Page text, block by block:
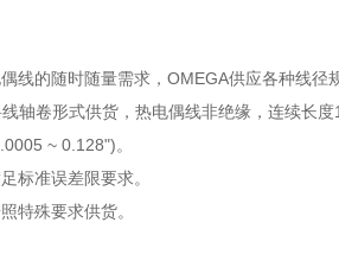
线的随时随量需求，OMEGA供应各种线径
轴卷形式供货，热电偶线非绝缘，连续长度
~ 0.128")。
标准误差限要求。
特殊要求供货。